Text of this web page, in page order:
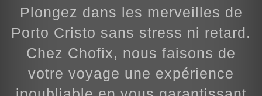
Plongez dans les merveilles de
Porto Cristo sans stress ni retard.
Chez Chofix, nous faisons de
votre voyage une expérience